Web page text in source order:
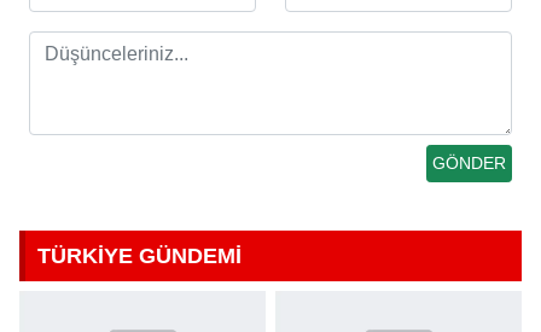
TÜRKİYE GÜNDEMİ